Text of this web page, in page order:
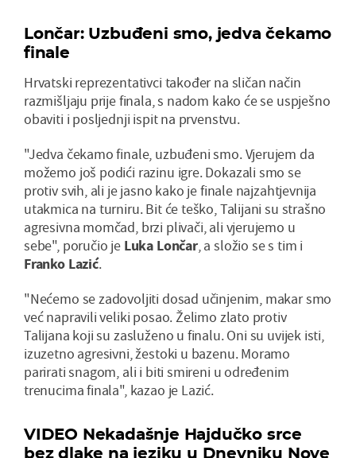
Lončar: Uzbuđeni smo, jedva čekamo
finale
Hrvatski reprezentativci također na sličan način
razmišljaju prije finala, s nadom kako će se uspješno
obaviti i posljednji ispit na prvenstvu.
"Jedva čekamo finale, uzbuđeni smo. Vjerujem da
možemo još podići razinu igre. Dokazali smo se
protiv svih, ali je jasno kako je finale najzahtjevnija
utakmica na turniru. Bit će teško, Talijani su strašno
agresivna momčad, brzi plivači, ali vjerujemo u
sebe", poručio je Luka Lončar, a složio se s tim i
Franko Lazić.
"Nećemo se zadovoljiti dosad učinjenim, makar smo
već napravili veliki posao. Želimo zlato protiv
Talijana koji su zasluženo u finalu. Oni su uvijek isti,
izuzetno agresivni, žestoki u bazenu. Moramo
parirati snagom, ali i biti smireni u određenim
trenucima finala", kazao je Lazić.
VIDEO Nekadašnje Hajdučko srce
bez dlake na jeziku u Dnevniku Nove